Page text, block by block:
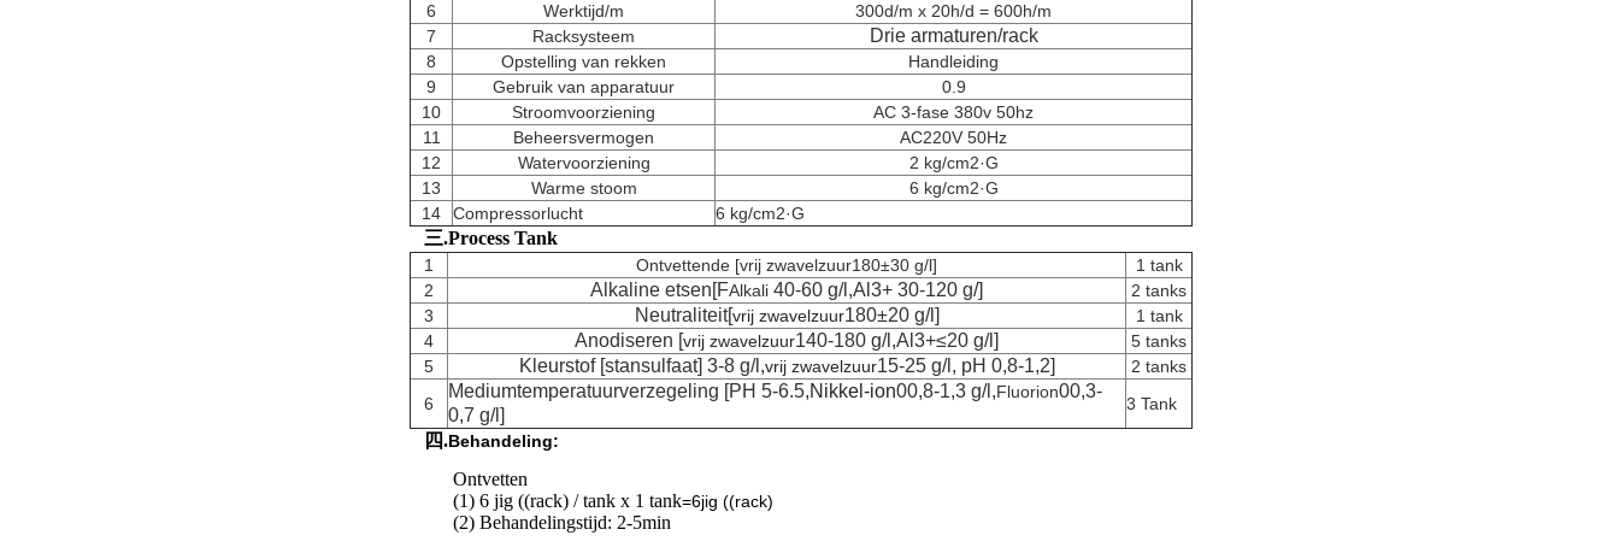
6
Werktijd/m
300d/m x 20h/d = 600h/m
7
Racksysteem Drie armaturen/rack
8 Opstelling van rekken
Handleiding
9
Gebruik van apparatuur
0.9
10
Stroomvoorziening
AC 3-fase 380v 50hz
11
Beheersvermogen
AC220V 50Hz
12
Watervoorziening
2 kg/cm2·G
13
Warme stoom
6 kg/cm2·G
14
Compressorlucht 6 kg/cm2·G
三.Process Tank
1 Ontvettende [vrij zwavelzuur180±30 g/l]
1 tank
2
Alkaline etsen[FAlkali 40-60 g/l,Al3+ 30-120 g/]
2 tanks
3
Neutraliteit[vrij zwavelzuur180±20 g/l]
1 tank
4
Anodiseren [vrij zwavelzuur140-180 g/l,Al3+≤20 g/l]
5 tanks
5
Kleurstof [stansulfaat] 3-8 g/l,vrij zwavelzuur15-25 g/l, pH 0,8-1,2]
2 tanks
6
Mediumtemperatuurverzegeling [PH 5-6.5,Nikkel-ion00,8-1,3 g/l,Fluorion00,3-
0,7 g/l]
3 Tank
四.Behandeling:
Ontvetten
(1) 6 jig ((rack) / tank x 1 tank=6jig ((rack)
(2) Behandelingstijd: 2-5min